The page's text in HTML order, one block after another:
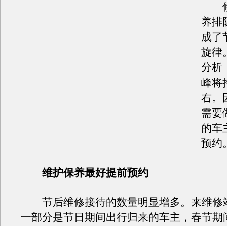
修
养排
成了
旋律
分析
峰将
右。
需要
的车
预约
维护保养最好提前预约
节后维修接待的数量明显增多。来维修
一部分是节日期间出行归来的车主，春节期